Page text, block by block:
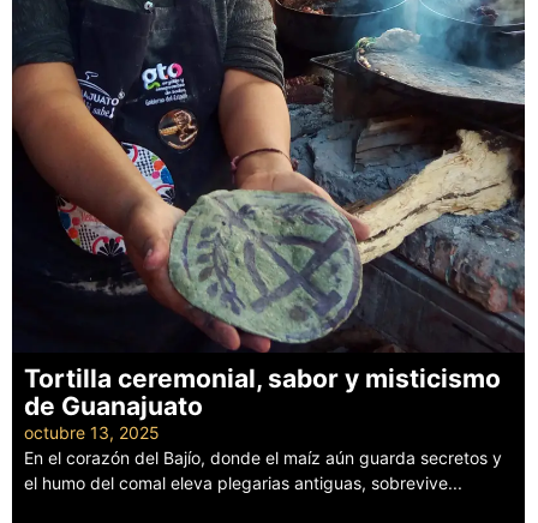
Tortilla ceremonial, sabor y misticismo
de Guanajuato
octubre 13, 2025
En el corazón del Bajío, donde el maíz aún guarda secretos y
el humo del comal eleva plegarias antiguas, sobrevive...